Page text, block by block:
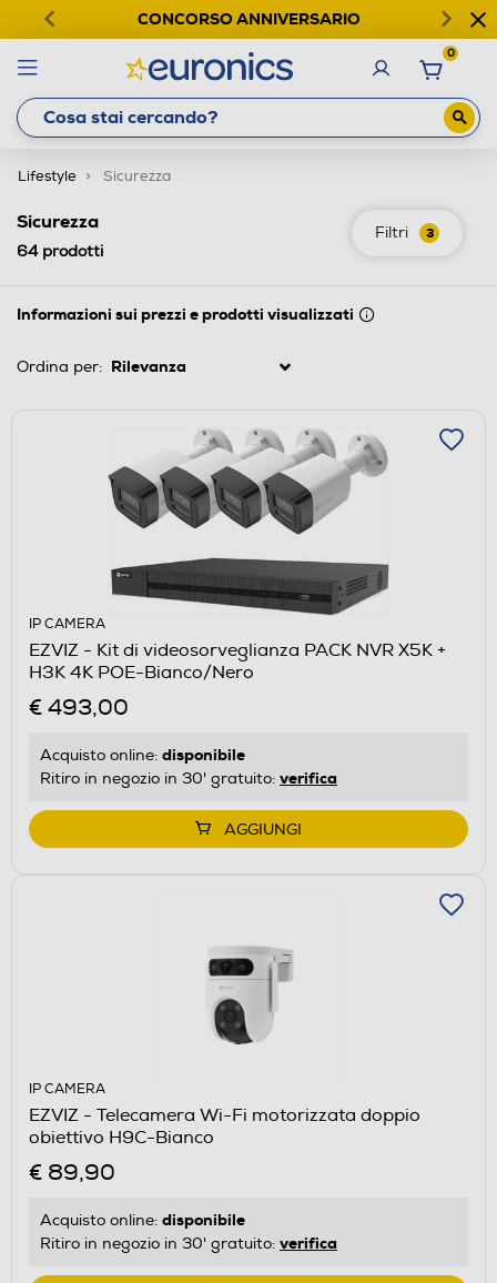
CONCORSO ANNIVERSARIO
0
Lifestyle Sicurezza
Filtri 3
Sicurezza
64prodotti
Informazioni sui prezzi e prodotti visualizzati
Ordina per:
IP CAMERA
EZVIZ - Kit di videosorveglianza PACK NVR X5K +
H3K 4K POE-Bianco/Nero
€ 493,00
Acquisto online: disponibile
Ritiro in negozio in 30' gratuito: verifica
AGGIUNGI
IP CAMERA
EZVIZ - Telecamera Wi-Fi motorizzata doppio
obiettivo H9C-Bianco
€ 89,90
Acquisto online: disponibile
Ritiro in negozio in 30' gratuito: verifica